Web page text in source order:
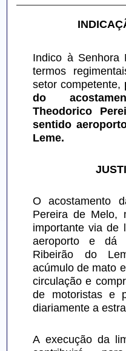
Indico à Senhora
termos
setor competente,
do
Theodorico
sentido
Leme.
O acostamento
Pereira de Melo,
importante via de
aeroporto e dá
Ribeirão do
acúmulo de mato
circulação e
de motoristas e
diariamente a
A execução da